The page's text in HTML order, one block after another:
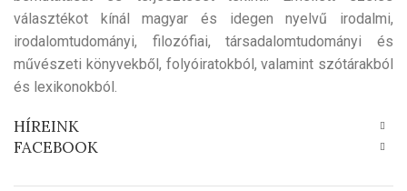
választékot kínál magyar és idegen nyelvű irodalmi,
irodalomtudományi, filozófiai, társadalomtudományi és
művészeti könyvekből, folyóiratokból, valamint szótárakból
és lexikonokból.
HÍREINK
FACEBOOK